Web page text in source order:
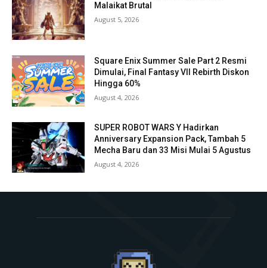
Malaikat Brutal
August 5, 2026
Square Enix Summer Sale Part 2 Resmi
Dimulai, Final Fantasy VII Rebirth Diskon
Hingga 60%
August 4, 2026
SUPER ROBOT WARS Y Hadirkan
Anniversary Expansion Pack, Tambah 5
Mecha Baru dan 33 Misi Mulai 5 Agustus
August 4, 2026